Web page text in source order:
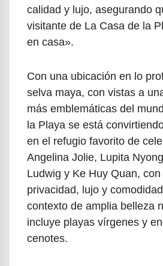
calidad y lujo, asegurando
visitante de La Casa de la
en casa».
Con una ubicación en lo
selva maya, con vistas a
más emblemáticas del
la Playa se está
en el refugio favorito de
Angelina Jolie, Lupita
Ludwig y Ke Huy Quan,
privacidad, lujo y
contexto de amplia belleza
incluye playas vírgenes y
cenotes.